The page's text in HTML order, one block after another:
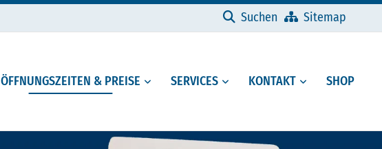
Navigation überspringen
Suchen
Sitemap
ÖFFNUNGSZEITEN & PREISE SERVICES KONTAKT SHOP